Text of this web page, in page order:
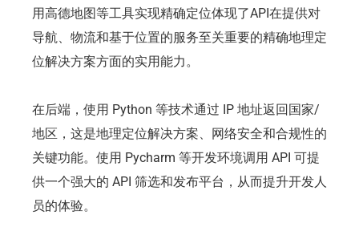
用高德地图等工具实现精确定位体现了API在提供对
导航、物流和基于位置的服务至关重要的精确地理定
位解决方案方面的实用能力。
在后端，使用 Python 等技术通过 IP 地址返回国家/
地区，这是地理定位解决方案、网络安全和合规性的
关键功能。使用 Pycharm 等开发环境调用 API 可提
供一个强大的 API 筛选和发布平台，从而提升开发人
员的体验。